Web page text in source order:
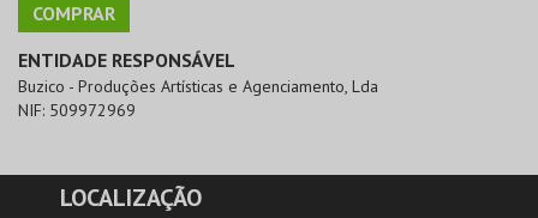
COMPRAR
ENTIDADE RESPONSÁVEL
Buzico - Produções Artísticas e Agenciamento, Lda
NIF: 509972969
LOCALIZAÇÃO